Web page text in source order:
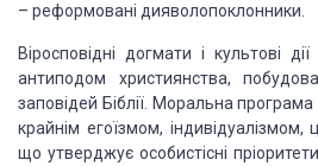
– реформовані дияволопоклонники.
Віросповідні догмати і культові дії
антиподом християнства,
заповідей Біблії. Моральна програма
крайнім егоїзмом,
що утверджуєособистісні